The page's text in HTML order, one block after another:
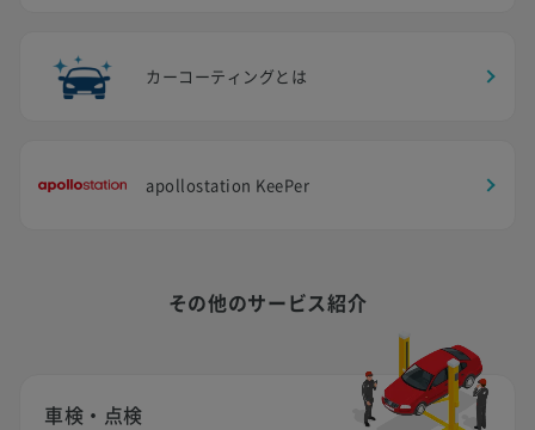
カーコーティングとは
apollostation KeePer
その他のサービス紹介
車検・点検